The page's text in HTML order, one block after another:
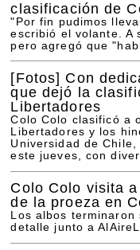
clasificación de
"Por fin pudimos
escribió el volante. A
pero agregó que
[Fotos] Con
que dejó la
Libertadores
Colo Colo clasificó a
Libertadores y los
Universidad de
este jueves, con
Colo Colo visita
de la proeza en
Los albos
detalle junto a